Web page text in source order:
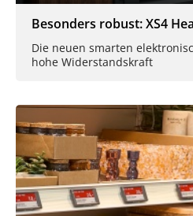
Besonders robust: XS4
Die neuen smarten
hohe Widerstandskraft